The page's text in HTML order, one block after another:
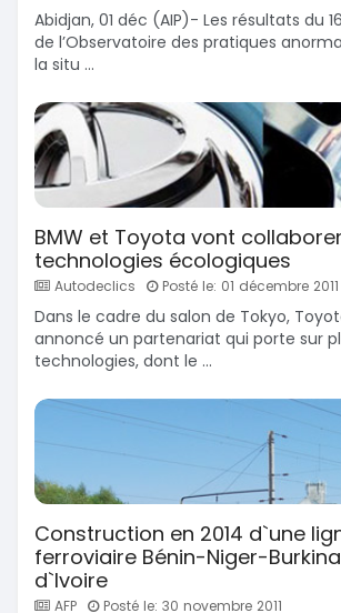
Abidjan, 01 déc (AIP)- Les résultats du
de l’Observatoire des pratiques
la situ ...
BMW et Toyota vont
technologies écologiques
Autodeclics Posté le: 01 décembre 2011
Dans le cadre du salon de Tokyo,
annoncé un partenariat qui porte sur
technologies, dont le ...
Construction en 2014 d`une
ferroviaire Bénin-Niger-
d`Ivoire
AFP Posté le: 30 novembre 2011